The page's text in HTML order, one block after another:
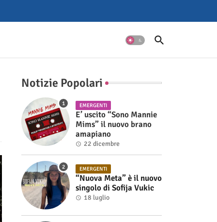
Notizie Popolari
EMERGENTI
E’ uscito “Sono Mannie
Mims” il nuovo brano
amapiano
22 dicembre
EMERGENTI
“Nuova Meta” è il nuovo
singolo di Sofija Vukic
18 luglio